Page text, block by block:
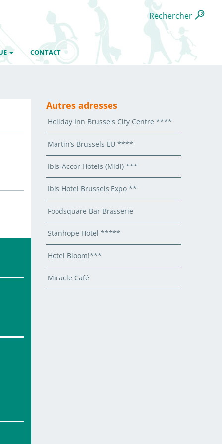
Rechercher
CONTACT
Autres adresses
Holiday Inn Brussels City Centre ****
Martin’s Brussels EU ****
Ibis-Accor Hotels (Midi) ***
Ibis Hotel Brussels Expo **
Foodsquare Bar Brasserie
Stanhope Hotel *****
Hotel Bloom!***
Miracle Café